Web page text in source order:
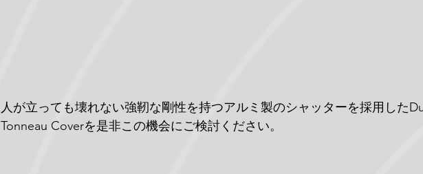
人が立っても壊れない強靭な剛性を持つアルミ製のシャッターを採用した
Tonneau Coverを是非この機会にご検討ください。